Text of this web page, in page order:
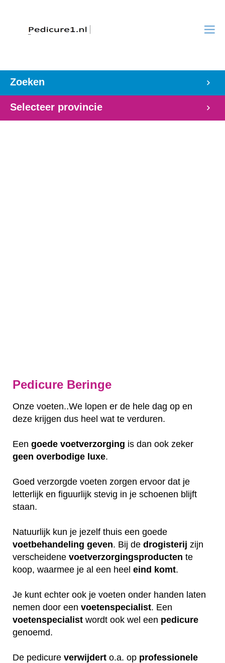
Zoeken
Selecteer provincie
Pedicure Beringe
Onze voeten..We lopen er de hele dag op en
deze krijgen dus heel wat te verduren.
Een goede voetverzorging is dan ook zeker
geen overbodige luxe.
Goed verzorgde voeten zorgen ervoor dat je
letterlijk en figuurlijk stevig in je schoenen blijft
staan.
Natuurlijk kun je jezelf thuis een goede
voetbehandeling geven. Bij de drogisterij zijn
verscheidene voetverzorgingsproducten te
koop, waarmee je al een heel eind komt.
Je kunt echter ook je voeten onder handen laten
nemen door een voetenspecialist. Een
voetenspecialist wordt ook wel een pedicure
genoemd.
De pedicure verwijdert o.a. op professionele